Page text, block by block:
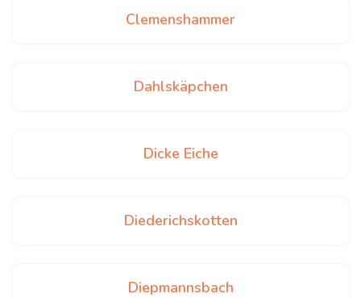
Clemenshammer
Dahlskäpchen
Dicke Eiche
Diederichskotten
Diepmannsbach